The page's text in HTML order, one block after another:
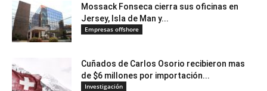
Mossack Fonseca cierra sus oficinas en
Jersey, Isla de Man y...
Empresas offshore
Cuñados de Carlos Osorio recibieron mas
de $6 millones por importación...
Investigación